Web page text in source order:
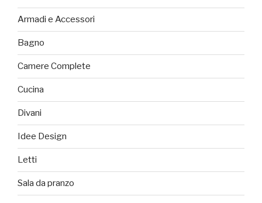
Armadi e Accessori
Bagno
Camere Complete
Cucina
Divani
Idee Design
Letti
Sala da pranzo